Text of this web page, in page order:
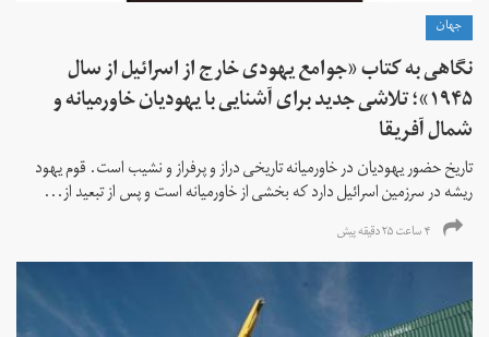
جهان
نگاهی به کتاب «جوامع یهودی خارج از اسرائیل از سال
۱۹۴۵»؛ تلاشی جدید برای آشنایی با یهودیان خاورمیانه و
شمال آفریقا
تاریخ حضور یهودیان در خاورمیانه تاریخی دراز و پرفراز و نشیب است. قوم یهود
ریشه در سرزمین اسرائیل دارد که بخشی از خاورمیانه است و پس از تبعید از...
۴ ساعت ۲۵ دقیقه پیش